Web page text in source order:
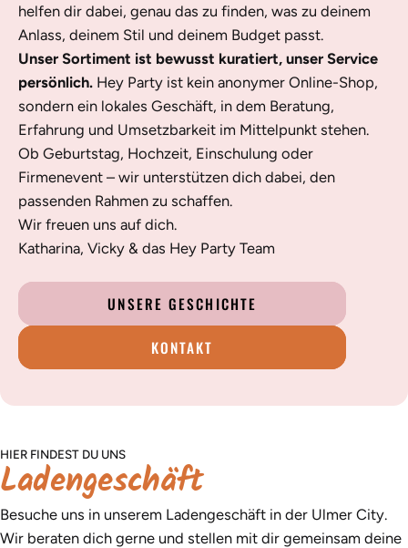
helfen dir dabei, genau das zu finden, was zu deinem
Anlass, deinem Stil und deinem Budget passt.
Unser Sortiment ist bewusst kuratiert, unser Service
persönlich. Hey Party ist kein anonymer Online-Shop,
sondern ein lokales Geschäft, in dem Beratung,
Erfahrung und Umsetzbarkeit im Mittelpunkt stehen.
Ob Geburtstag, Hochzeit, Einschulung oder
Firmenevent – wir unterstützen dich dabei, den
passenden Rahmen zu schaffen.
Wir freuen uns auf dich.
Katharina, Vicky & das Hey Party Team
UNSERE GESCHICHTE
KONTAKT
HIER FINDEST DU UNS
Ladengeschäft
Besuche uns in unserem Ladengeschäft in der Ulmer City.
Wir beraten dich gerne und stellen mit dir gemeinsam deine